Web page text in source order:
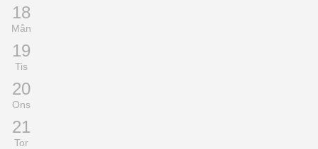
18
Mån
19
Tis
20
Ons
21
Tor